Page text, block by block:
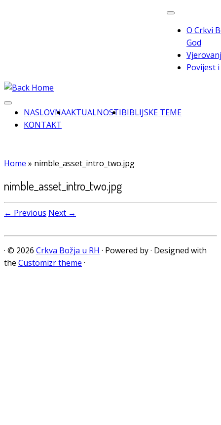
O Crkvi
God
Povijest
NASLOVNAAKTUALNOSTIBIBLIJSKE TEME
KONTAKT
Home » nimble_asset_intro_two.jpg
nimble_asset_intro_two.jpg
← Previous Next →
· © 2026 Crkva Božja u RH · Powered by· Designed with
the Customizr theme ·